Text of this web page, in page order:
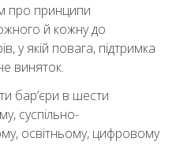
про принципи
й кожну до
у якій повага, підтримка
виняток.
барʼєри в шести
суспільно-
освітньому, цифровому